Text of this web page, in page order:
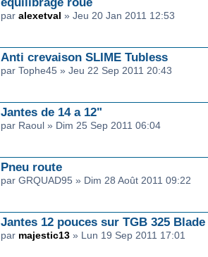
par alexetval » Jeu 20 Jan 2011 12:53
Anti crevaison SLIME Tubless
par Tophe45 » Jeu 22 Sep 2011 20:43
Jantes de 14 a 12"
par Raoul » Dim 25 Sep 2011 06:04
Pneu route
par GRQUAD95 » Dim 28 Août 2011 09:22
Jantes 12 pouces sur TGB 325 Blade
par majestic13 » Lun 19 Sep 2011 17:01